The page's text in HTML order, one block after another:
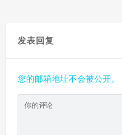
发表回复
您的邮箱地址不会被公开。
你的评论